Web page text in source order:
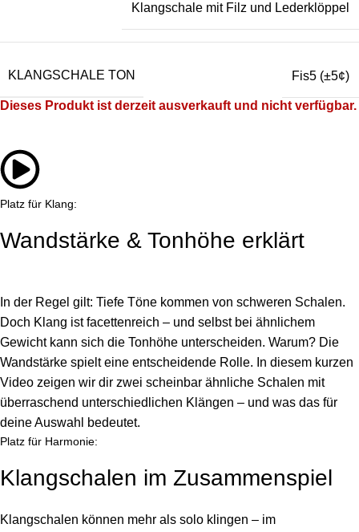
Klangschale mit Filz und Lederklöppel
KLANGSCHALE TON Fis5 (±5¢)
Dieses Produkt ist derzeit ausverkauft und nicht verfügbar.
Platz für Klang:
Wandstärke & Tonhöhe erklärt
In der Regel gilt: Tiefe Töne kommen von schweren Schalen.
Doch Klang ist facettenreich – und selbst bei ähnlichem
Gewicht kann sich die Tonhöhe unterscheiden. Warum? Die
Wandstärke spielt eine entscheidende Rolle. In diesem kurzen
Video zeigen wir dir zwei scheinbar ähnliche Schalen mit
überraschend unterschiedlichen Klängen – und was das für
deine Auswahl bedeutet.
Platz für Harmonie:
Klangschalen im Zusammenspiel
Klangschalen können mehr als solo klingen – im